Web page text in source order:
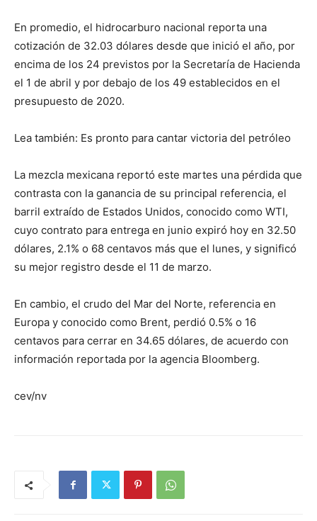
En promedio, el hidrocarburo nacional reporta una
cotización de 32.03 dólares desde que inició el año, por
encima de los 24 previstos por la Secretaría de Hacienda
el 1 de abril y por debajo de los 49 establecidos en el
presupuesto de 2020.
Lea también: Es pronto para cantar victoria del petróleo
La mezcla mexicana reportó este martes una pérdida que
contrasta con la ganancia de su principal referencia, el
barril extraído de Estados Unidos, conocido como WTI,
cuyo contrato para entrega en junio expiró hoy en 32.50
dólares, 2.1% o 68 centavos más que el lunes, y significó
su mejor registro desde el 11 de marzo.
En cambio, el crudo del Mar del Norte, referencia en
Europa y conocido como Brent, perdió 0.5% o 16
centavos para cerrar en 34.65 dólares, de acuerdo con
información reportada por la agencia Bloomberg.
cev/nv